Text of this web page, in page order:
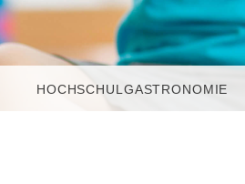
HOCHSCHULGASTRONOMIE